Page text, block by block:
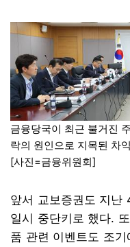
금융당국이 최근 불거진
락의 원인으로 지목된 차
[사진=금융위원회]
앞서 교보증권도 지난
일시 중단키로 했다.
품 관련 이벤트도 조